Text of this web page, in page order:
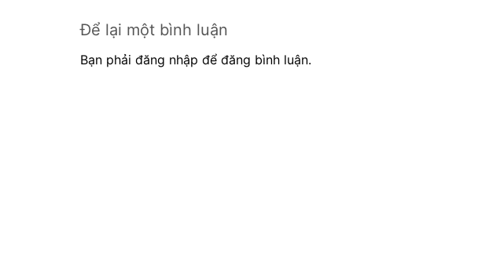
Để lại một bình luận
Bạn phải đăng nhập để đăng bình luận.